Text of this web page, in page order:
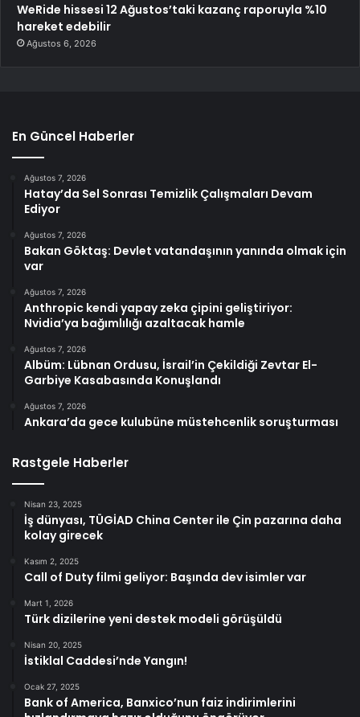
WeRide hissesi 12 Ağustos’taki kazanç raporuyla %10
hareket edebilir
Ağustos 6, 2026
En Güncel Haberler
Ağustos 7, 2026
Hatay’da Sel Sonrası Temizlik Çalışmaları Devam
Ediyor
Ağustos 7, 2026
Bakan Göktaş: Devlet vatandaşının yanında olmak için
var
Ağustos 7, 2026
Anthropic kendi yapay zeka çipini geliştiriyor:
Nvidia’ya bağımlılığı azaltacak hamle
Ağustos 7, 2026
Albüm: Lübnan Ordusu, İsrail’in Çekildiği Zevtar El-
Garbiye Kasabasında Konuşlandı
Ağustos 7, 2026
Ankara’da gece kulubüne müstehcenlik soruşturması
Rastgele Haberler
Nisan 23, 2025
İş dünyası, TÜGİAD China Center ile Çin pazarına daha
kolay girecek
Kasım 2, 2025
Call of Duty filmi geliyor: Başında dev isimler var
Mart 1, 2026
Türk dizilerine yeni destek modeli görüşüldü
Nisan 20, 2025
İstiklal Caddesi’nde Yangın!
Ocak 27, 2025
Bank of America, Banxico’nun faiz indirimlerini